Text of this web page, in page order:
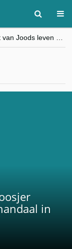
“Besnijdenisdebat toont hoe moeilijk seculiere Westen minderheden begrijpt”, Jinnih Beels (Vooruit)
in